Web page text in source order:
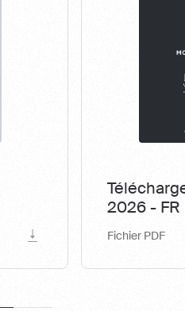
2026 - FR
Fichier PDF